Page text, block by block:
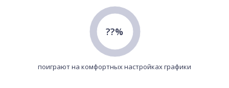
??%
поиграют на комфортных настройках графики